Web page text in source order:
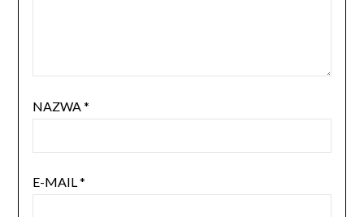
NAZWA*
E-MAIL*